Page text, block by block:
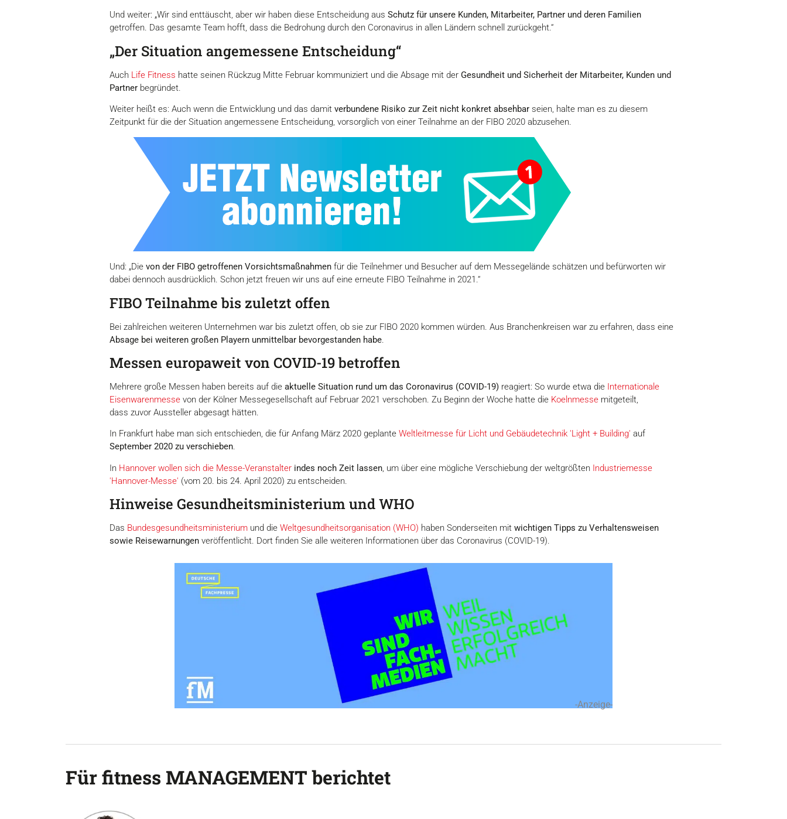
Und weiter: „Wir sind enttäuscht, aber wir haben diese Entscheidung aus Schutz für unsere Kunden, Mitarbeiter, Partner und deren Familien
getroffen. Das gesamte Team hofft, dass die Bedrohung durch den Coronavirus in allen Ländern schnell zurückgeht.“
„Der Situation angemessene Entscheidung“
Auch Life Fitness hatte seinen Rückzug Mitte Februar kommuniziert und die Absage mit der Gesundheit und Sicherheit der Mitarbeiter, Kunden und
Partner begründet.
Weiter heißt es: Auch wenn die Entwicklung und das damit verbundene Risiko zur Zeit nicht konkret absehbar seien, halte man es zu diesem
Zeitpunkt für die der Situation angemessene Entscheidung, vorsorglich von einer Teilnahme an der FIBO 2020 abzusehen.
Und: „Die von der FIBO getroffenen Vorsichtsmaßnahmen für die Teilnehmer und Besucher auf dem Messegelände schätzen und befürworten wir
dabei dennoch ausdrücklich. Schon jetzt freuen wir uns auf eine erneute FIBO Teilnahme in 2021.“
FIBO Teilnahme bis zuletzt offen
Bei zahlreichen weiteren Unternehmen war bis zuletzt offen, ob sie zur FIBO 2020 kommen würden. Aus Branchenkreisen war zu erfahren, dass eine
Absage bei weiteren großen Playern unmittelbar bevorgestanden habe.
Messen europaweit von COVID-19 betroffen
Mehrere große Messen haben bereits auf die aktuelle Situation rund um das Coronavirus (COVID-19) reagiert: So wurde etwa die Internationale
Eisenwarenmesse von der Kölner Messegesellschaft auf Februar 2021 verschoben. Zu Beginn der Woche hatte die Koelnmesse mitgeteilt,
dass zuvor Aussteller abgesagt hätten.
In Frankfurt habe man sich entschieden, die für Anfang März 2020 geplante Weltleitmesse für Licht und Gebäudetechnik 'Light + Building' auf
September 2020 zu verschieben.
In Hannover wollen sich die Messe-Veranstalter indes noch Zeit lassen, um über eine mögliche Verschiebung der weltgrößten Industriemesse
'Hannover-Messe' (vom 20. bis 24. April 2020) zu entscheiden.
Hinweise Gesundheitsministerium und WHO
Das Bundesgesundheitsministerium und die Weltgesundheitsorganisation (WHO) haben Sonderseiten mit wichtigen Tipps zu Verhaltensweisen
sowie Reisewarnungen veröffentlicht. Dort finden Sie alle weiteren Informationen über das Coronavirus (COVID-19).
-Anzeige-
Für fitness MANAGEMENT berichtet